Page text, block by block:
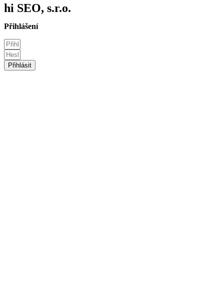
hi SEO, s.r.o.
Přihlášení
Přihlásit